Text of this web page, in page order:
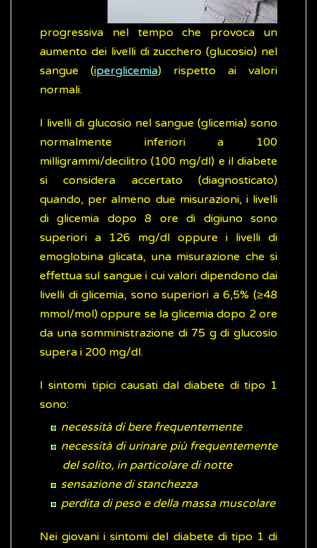
progressiva nel tempo che provoca un
aumento dei livelli di zucchero (glucosio) nel
sangue (iperglicemia) rispetto ai valori
normali.
I livelli di glucosio nel sangue (glicemia) sono
normalmente inferiori a 100
milligrammi/decilitro (100 mg/dl) e il diabete
si considera accertato (diagnosticato)
quando, per almeno due misurazioni, i livelli
di glicemia dopo 8 ore di digiuno sono
superiori a 126 mg/dl oppure i livelli di
emoglobina glicata, una misurazione che si
effettua sul sangue i cui valori dipendono dai
livelli di glicemia, sono superiori a 6,5% (≥48
mmol/mol) oppure se la glicemia dopo 2 ore
da una somministrazione di 75 g di glucosio
supera i 200 mg/dl.
I sintomi tipici causati dal diabete di tipo 1
sono:
necessità di bere frequentemente
necessità di urinare più frequentemente
del solito, in particolare di notte
sensazione di stanchezza
perdita di peso e della massa muscolare
Nei giovani i sintomi del diabete di tipo 1 di